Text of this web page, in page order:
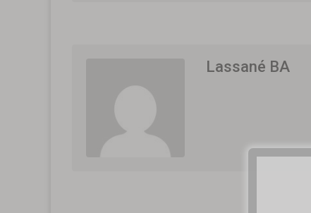
Lassané BA